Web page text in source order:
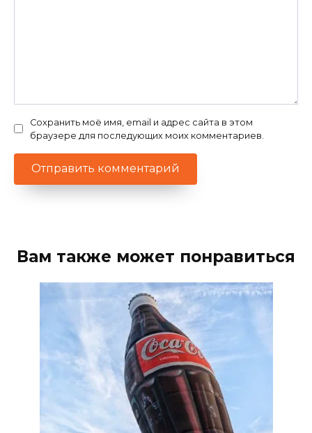
Сохранить моё имя, email и адрес сайта в этом
браузере для последующих моих комментариев.
Вам также может понравиться